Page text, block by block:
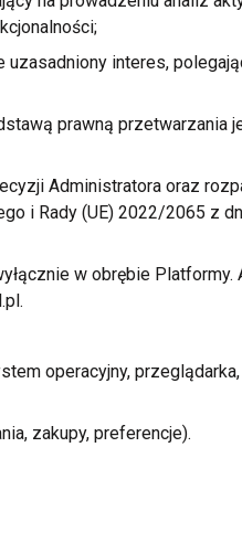
interes,
prawną przetwarzania
Administratora oraz
i Rady(UE) 2022/2065 z
w obrębiePlatformy.
.
operacyjny,
zakupy, preferencje).